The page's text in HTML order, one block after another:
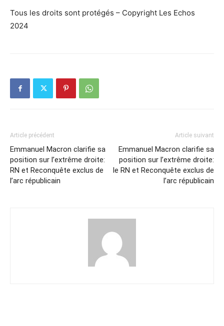
Tous les droits sont protégés – Copyright Les Echos
2024
Article précédent
Emmanuel Macron clarifie sa
position sur l’extrême droite:
RN et Reconquête exclus de
l’arc républicain
Article suivant
Emmanuel Macron clarifie sa
position sur l’extrême droite:
le RN et Reconquête exclus de
l’arc républicain